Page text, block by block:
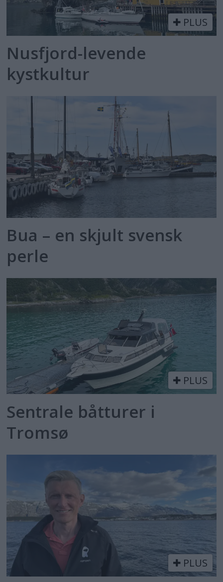
PLUS
Nusfjord-levende
kystkultur
Bua – en skjult svensk
perle
PLUS
Sentrale båtturer i
Tromsø
PLUS